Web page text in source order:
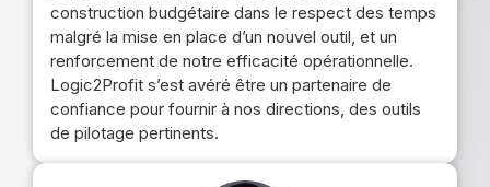
construction budgétaire dans le respect des temps
malgré la mise en place d’un nouvel outil, et un
renforcement de notre efficacité opérationnelle.
Logic2Profit s’est avéré être un partenaire de
confiance pour fournir à nos directions, des outils
de pilotage pertinents.